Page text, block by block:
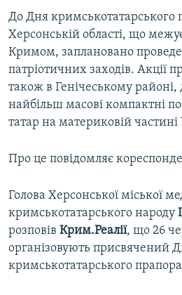
Усі сайти RFE/RL
До Дня кримськотатарського
Херсонській області, що
Кримом, заплановано
патріотичних заходів. Акції
також в Генічеському районі,
найбільш масові компактні
татар на материковій
Про це повідомляє
Голова Херсонської міської
кримськотатарського народу
розповів Крим.Реалії, що 26
організовують присвячений
кримськотатарського прапора